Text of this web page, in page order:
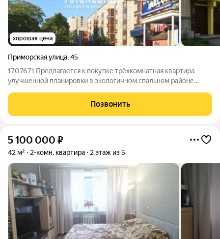
хорошая цена
Приморская улица,45
1707671 Предлагается к покупке трёхкомнатная квартира
улучшенной планировки в экологичном спальном районе
панельного дома 1993 года постройки. Общая площадь
помещения 74 кв.м, жилая 42,4
Позвонить
5 100 000 ₽
42 м² 2-комн. квартира 2 этаж из 5